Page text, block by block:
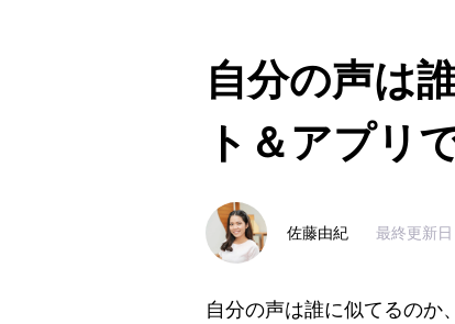
自分の声は
ト＆アプリ
佐藤由紀 最終更新日
自分の声は誰に似てるのか